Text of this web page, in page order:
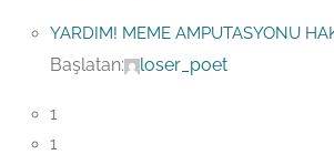
YARDIM! MEME AMPUTASYONU
Başlatan: loser_poet
1
1